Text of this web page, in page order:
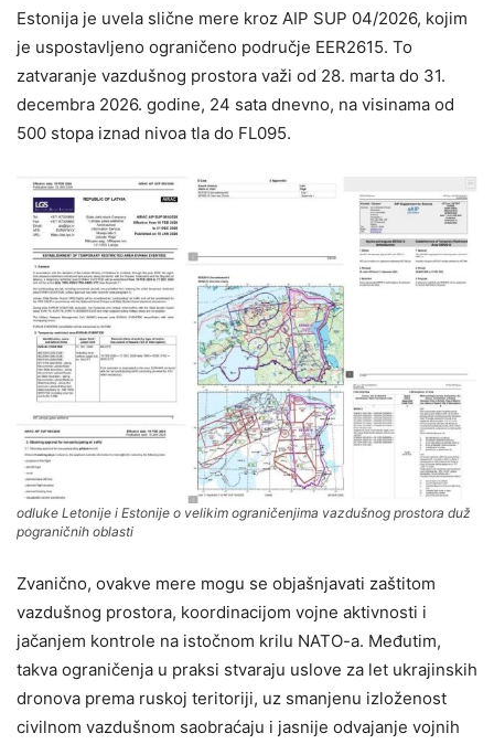
Estonija je uvela slične mere kroz AIP SUP 04/2026, kojim
je uspostavljeno ograničeno područje EER2615. To
zatvaranje vazdušnog prostora važi od 28. marta do 31.
decembra 2026. godine, 24 sata dnevno, na visinama od
500 stopa iznad nivoa tla do FL095.
odluke Letonije i Estonije o velikim ograničenjima vazdušnog prostora duž
pograničnih oblasti
Zvanično, ovakve mere mogu se objašnjavati zaštitom
vazdušnog prostora, koordinacijom vojne aktivnosti i
jačanjem kontrole na istočnom krilu NATO-a. Međutim,
takva ograničenja u praksi stvaraju uslove za let ukrajinskih
dronova prema ruskoj teritoriji, uz smanjenu izloženost
civilnom vazdušnom saobraćaju i jasnije odvajanje vojnih